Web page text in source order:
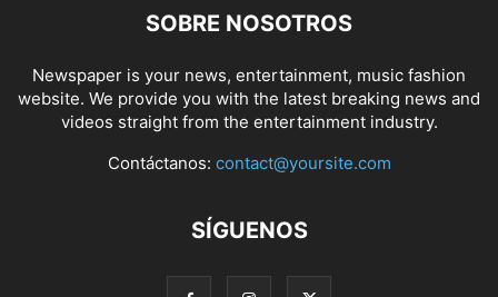
SOBRE NOSOTROS
Newspaper is your news, entertainment, music fashion
website. We provide you with the latest breaking news and
videos straight from the entertainment industry.
Contáctanos: contact@yoursite.com
SÍGUENOS